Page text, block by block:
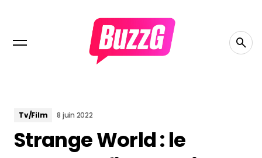
Tv/Film 8 juin 2022
Strange World : le